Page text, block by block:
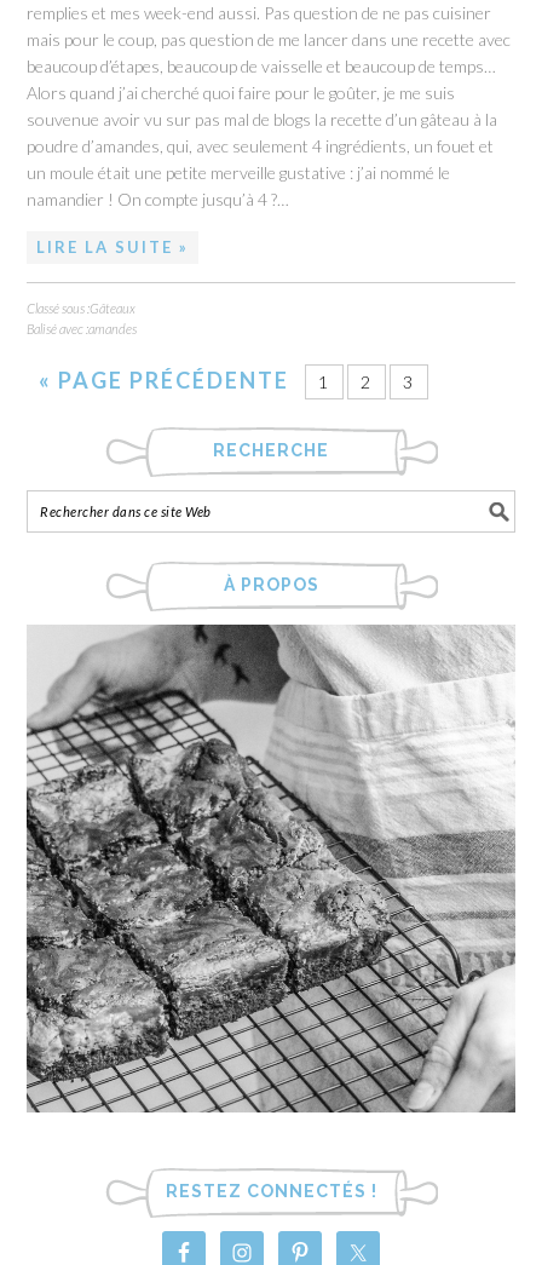
remplies et mes week-end aussi. Pas question de ne pas cuisiner
mais pour le coup, pas question de me lancer dans une recette avec
beaucoup d’étapes, beaucoup de vaisselle et beaucoup de temps…
Alors quand j’ai cherché quoi faire pour le goûter, je me suis
souvenue avoir vu sur pas mal de blogs la recette d’un gâteau à la
poudre d’amandes, qui, avec seulement 4 ingrédients, un fouet et
un moule était une petite merveille gustative : j’ai nommé le
namandier ! On compte jusqu’à 4 ?…
LIRE LA SUITE »
Classé sous :Gâteaux
Balisé avec :amandes
« PAGE PRÉCÉDENTE 1 2 3
RECHERCHE
À PROPOS
RESTEZ CONNECTÉS !